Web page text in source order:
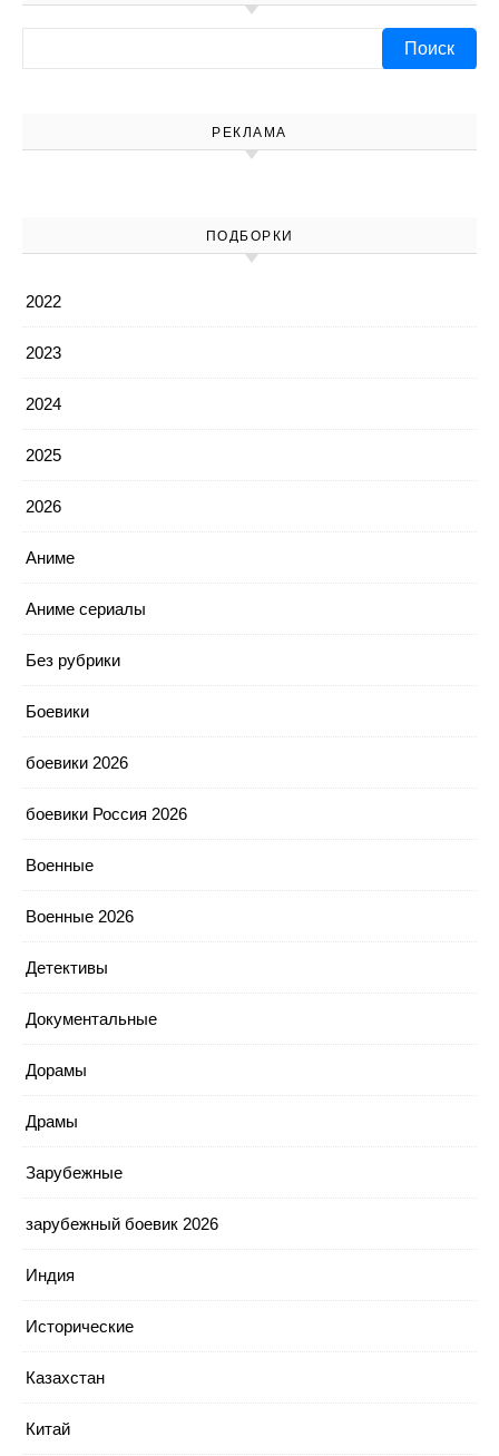
РЕКЛАМА
ПОДБОРКИ
2022
2023
2024
2025
2026
Аниме
Аниме сериалы
Без рубрики
Боевики
боевики 2026
боевики Россия 2026
Военные
Военные 2026
Детективы
Документальные
Дорамы
Драмы
Зарубежные
зарубежный боевик 2026
Индия
Исторические
Казахстан
Китай